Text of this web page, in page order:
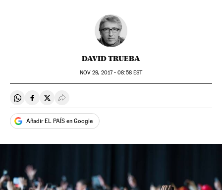
DAVID TRUEBA
NOV 29, 2017 - 08:58EST
Compartir en Whatsapp
Compartir en Facebook
Compartir en Twitter
Desplegar Redes Sociales
Añadir EL PAÍS en Google